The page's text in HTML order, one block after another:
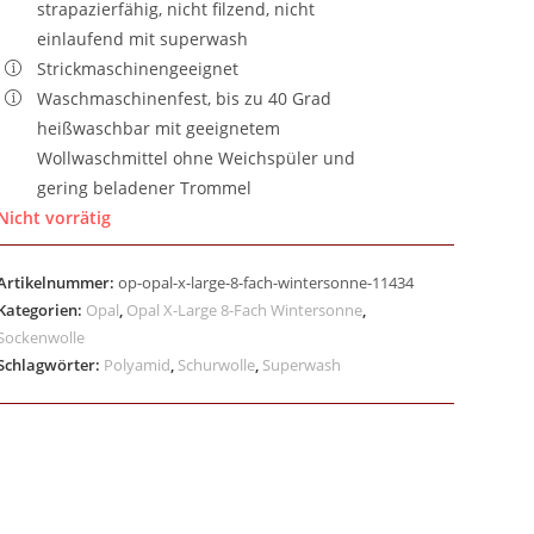
strapazierfähig, nicht filzend, nicht
einlaufend mit superwash
Strickmaschinengeeignet
Waschmaschinenfest, bis zu 40 Grad
heißwaschbar mit geeignetem
Wollwaschmittel ohne Weichspüler und
gering beladener Trommel
vorrätig
op-opal-x-large-8-fach-wintersonne-11434
Opal, Opal X-Large 8-Fach Wintersonne,
Polyamid, Schurwolle, Superwash